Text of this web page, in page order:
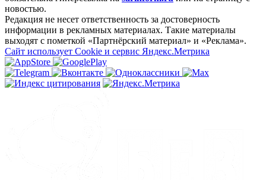
новостью.
Редакция не несет ответственность за достоверность
информации в рекламных материалах. Такие материалы
выходят с пометкой «Партнёрский материал» и «Реклама».
Сайт использует Cookie и сервиc Яндекс.Метрика